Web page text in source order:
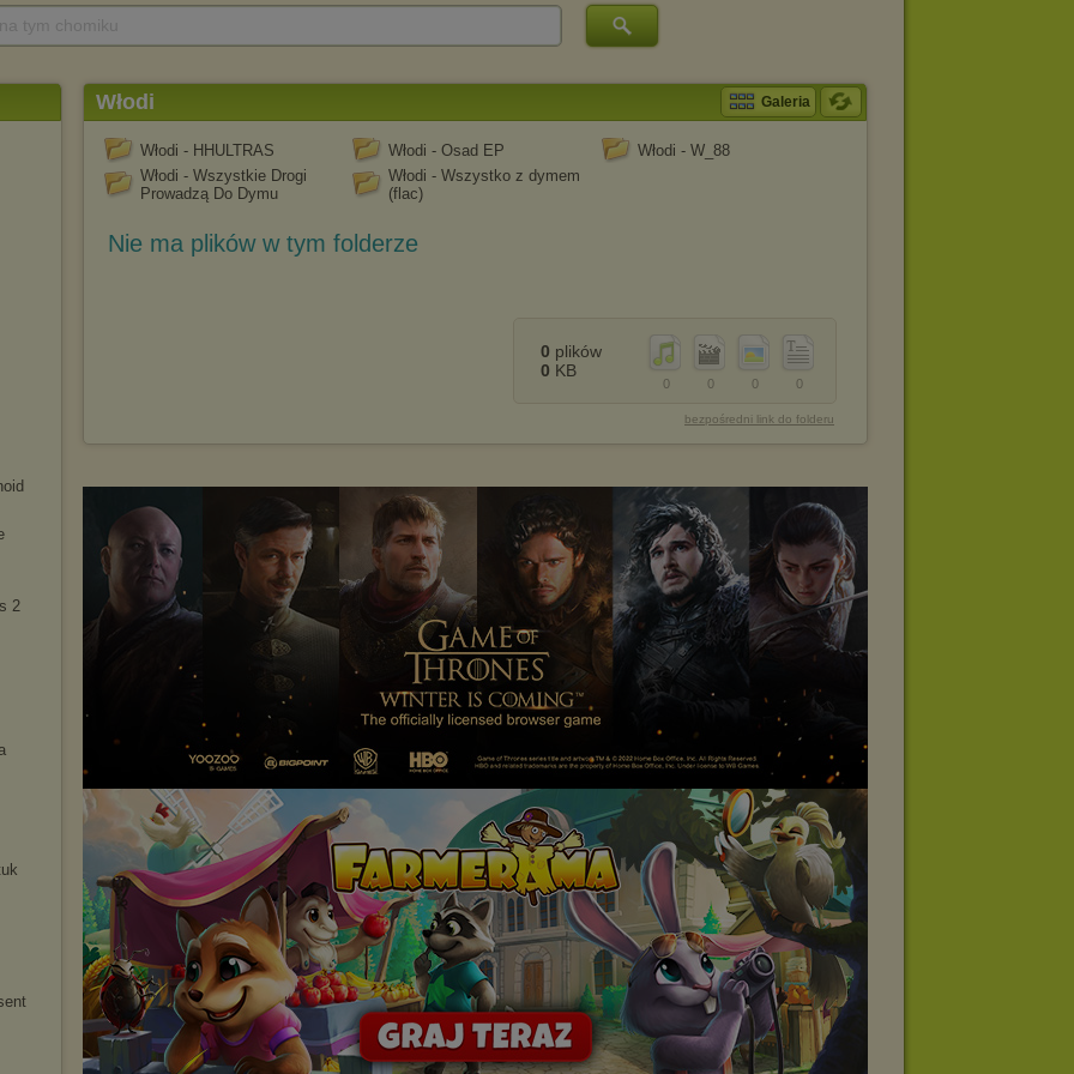
2
Włodi Galeria
Włodi - HHULTRAS Włodi - Osad EP
Włodi - W_88
Włodi - Wszystkie Drogi
Prowadzą Do Dymu
Włodi - Wszystko z dymem
(flac)
Nie ma plików w tym folderze
0
0
0
0
0 plików
0 KB
bezpośredni link do folderu